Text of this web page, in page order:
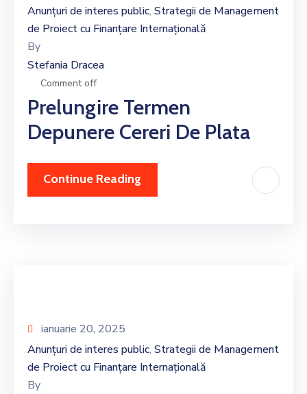
Anunțuri de interes public‚ Strategii de Management
de Proiect cu Finanțare Internațională
By
Stefania Dracea
Comment off
Prelungire Termen
Depunere Cereri De Plata
Continue Reading
ianuarie 20, 2025
Anunțuri de interes public‚ Strategii de Management
de Proiect cu Finanțare Internațională
By